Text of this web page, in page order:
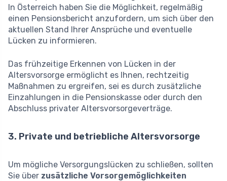
In Österreich haben Sie die Möglichkeit, regelmäßig
einen Pensionsbericht anzufordern, um sich über den
aktuellen Stand Ihrer Ansprüche und eventuelle
Lücken zu informieren.
Das frühzeitige Erkennen von Lücken in der
Altersvorsorge ermöglicht es Ihnen, rechtzeitig
Maßnahmen zu ergreifen, sei es durch zusätzliche
Einzahlungen in die Pensionskasse oder durch den
Abschluss privater Altersvorsorgeverträge.
3. Private und betriebliche Altersvorsorge
Um mögliche Versorgungslücken zu schließen, sollten
Sie über zusätzliche Vorsorgemöglichkeiten